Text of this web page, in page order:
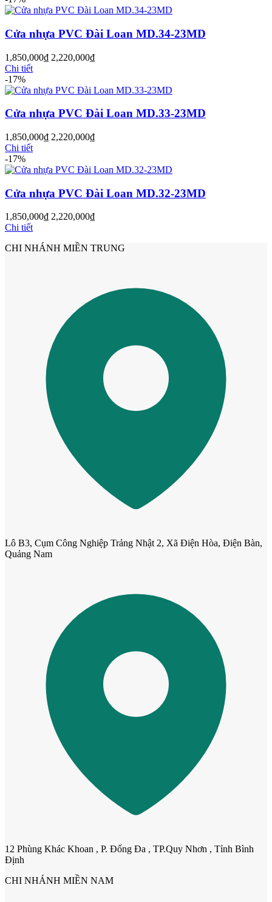
Cửa Nhựa Hàn Quốc
Cửa Nhựa Y@door
Cửa nhựa Composite Đài Loan
Cửa nhựa PVC Đài Loan MD.34-23MD
1,850,000₫ 2,220,000₫
Chi tiết
-17%
Cửa nhựa PVC Đài Loan MD.33-23MD
1,850,000₫ 2,220,000₫
Chi tiết
-17%
Cửa nhựa PVC Đài Loan MD.32-23MD
1,850,000₫ 2,220,000₫
Chi tiết
CHI NHÁNH MIỀN TRUNG
Lô B3, Cụm Công Nghiệp Trảng Nhật 2, Xã Điện Hòa, Điện Bàn,
Quảng Nam
12 Phùng Khác Khoan , P. Đống Đa , TP.Quy Nhơn , Tỉnh Bình
Định
CHI NHÁNH MIỀN NAM